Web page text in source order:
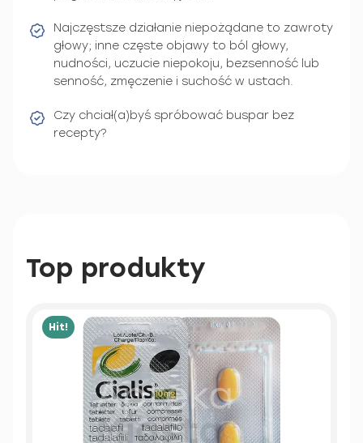
Najczęstsze działanie niepożądane to zawroty
głowy; inne częste objawy to ból głowy,
nudności, uczucie niepokoju, bezsenność lub
senność, zmęczenie i suchość w ustach.
Czy chciał(a)byś spróbować buspar bez
recepty?
Top produkty
Hit!